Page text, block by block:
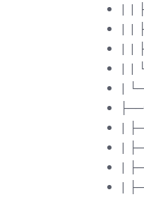
| |
| |
| |
| |
|
|
|
|
|